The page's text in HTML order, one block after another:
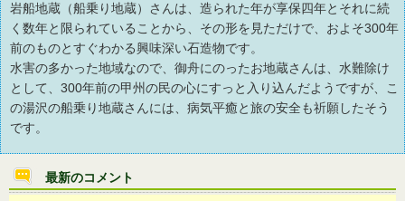
岩船地蔵（船乗り地蔵）さんは、造られた年が享保四年とそれに続
く数年と限られていることから、その形を見ただけで、およそ300年
前のものとすぐわかる興味深い石造物です。
水害の多かった地域なので、御舟にのったお地蔵さんは、水難除け
として、300年前の甲州の民の心にすっと入り込んだようですが、こ
の湯沢の船乗り地蔵さんには、病気平癒と旅の安全も祈願したそう
です。
最新のコメント